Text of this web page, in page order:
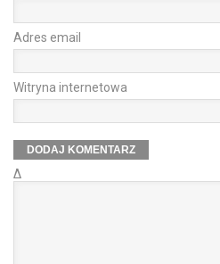
Adres email
Witryna internetowa
Δ